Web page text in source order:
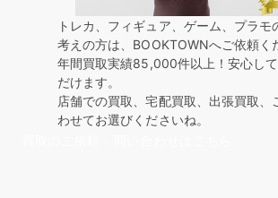
トレカ、フィギュア、ゲーム、プラモ
考えの方は、BOOKTOWNへご依頼く
年間買取実績85,000件以上！安心し
だけます。
店舗での買取、宅配買取、出張買取、
わせてお選びくださいね。